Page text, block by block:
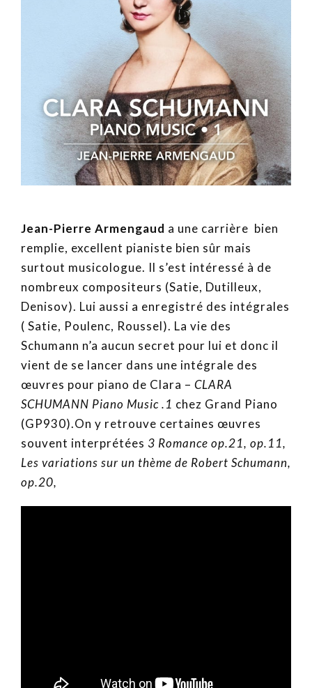
Jean-Pierre Armengaud a une carrière bien
remplie, excellent pianiste bien sûr mais
surtout musicologue. Il s’est intéressé à de
nombreux compositeurs (Satie, Dutilleux,
Denisov). Lui aussi a enregistré des intégrales
( Satie, Poulenc, Roussel). La vie des
Schumann n’a aucun secret pour lui et donc il
vient de se lancer dans une intégrale des
œuvres pour piano de Clara – CLARA
SCHUMANN Piano Music .1 chez Grand Piano
(GP930).On y retrouve certaines œuvres
souvent interprétées 3 Romance op.21, op.11,
Les variations sur un thème de Robert Schumann,
op.20,